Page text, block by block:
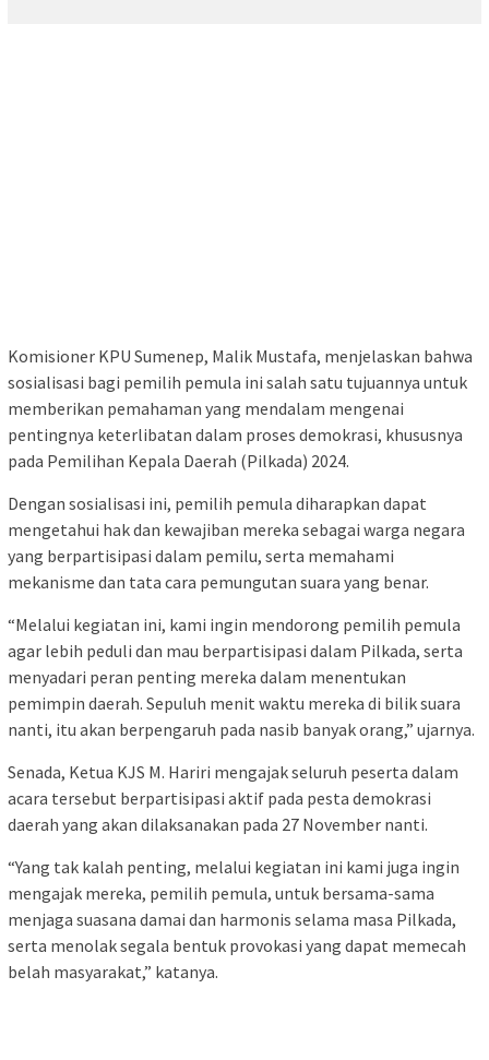
Komisioner KPU Sumenep, Malik Mustafa, menjelaskan bahwa
sosialisasi bagi pemilih pemula ini salah satu tujuannya untuk
memberikan pemahaman yang mendalam mengenai
pentingnya keterlibatan dalam proses demokrasi, khususnya
pada Pemilihan Kepala Daerah (Pilkada) 2024.
Dengan sosialisasi ini, pemilih pemula diharapkan dapat
mengetahui hak dan kewajiban mereka sebagai warga negara
yang berpartisipasi dalam pemilu, serta memahami
mekanisme dan tata cara pemungutan suara yang benar.
“Melalui kegiatan ini, kami ingin mendorong pemilih pemula
agar lebih peduli dan mau berpartisipasi dalam Pilkada, serta
menyadari peran penting mereka dalam menentukan
pemimpin daerah. Sepuluh menit waktu mereka di bilik suara
nanti, itu akan berpengaruh pada nasib banyak orang,” ujarnya.
Senada, Ketua KJS M. Hariri mengajak seluruh peserta dalam
acara tersebut berpartisipasi aktif pada pesta demokrasi
daerah yang akan dilaksanakan pada 27 November nanti.
“Yang tak kalah penting, melalui kegiatan ini kami juga ingin
mengajak mereka, pemilih pemula, untuk bersama-sama
menjaga suasana damai dan harmonis selama masa Pilkada,
serta menolak segala bentuk provokasi yang dapat memecah
belah masyarakat,” katanya.